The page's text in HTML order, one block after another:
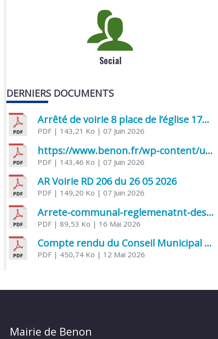
Social
DERNIERS DOCUMENTS
Arrêté de voirie 8 place de l’église 17170 Benon
PDF| 143,21 Ko | 07 Juin 2026
https://www.benon.fr/wp-content/uploads/2026/06/AR-Voirie-Chemin-de-Lafond-du-26-05-2026.pdf
PDF| 143,46 Ko | 07 Juin 2026
AR Voirie RD 206 du 26 05 2026
PDF| 149,20 Ko | 07 Juin 2026
Arrete-communal-reglemenatnt-des-bruits-de-voisinage-et-des-activites-bruyantes
PDF| 89,53 Ko | 16 Mai 2026
Compte rendu du Conseil Municipal du 06 mai 2026
PDF| 450,74 Ko | 12 Mai 2026
Mairie de Benon